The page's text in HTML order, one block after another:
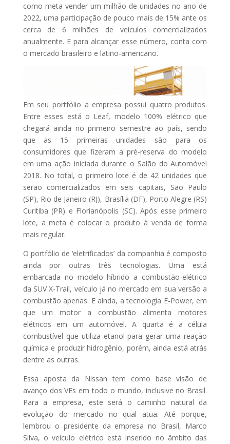
como meta vender um milhão de unidades no ano de
2022, uma participação de pouco mais de 15% ante os
cerca de 6 milhões de veículos comercializados
anualmente. E para alcançar esse número, conta com
o mercado brasileiro e latino-americano.
Em seu portfólio a empresa possui quatro produtos.
Entre esses está o Leaf, modelo 100% elétrico que
chegará ainda no primeiro semestre ao país, sendo
que as 15 primeiras unidades são para os
consumidores que fizeram a pré-reserva do modelo
em uma ação iniciada durante o Salão do Automóvel
2018. No total, o primeiro lote é de 42 unidades que
serão comercializados em seis capitais, São Paulo
(SP), Rio de Janeiro (RJ), Brasília (DF), Porto Alegre (RS)
Curitiba (PR) e Florianópolis (SC). Após esse primeiro
lote, a meta é colocar o produto à venda de forma
mais regular.
O portfólio de ‘eletrificados’ da companhia é composto
ainda por outras três tecnologias. Uma está
embarcada no modelo híbrido a combustão-elétrico
da SUV X-Trail, veículo já no mercado em sua versão a
combustão apenas. E ainda, a tecnologia E-Power, em
que um motor a combustão alimenta motores
elétricos em um automóvel. A quarta é a célula
combustível que utiliza etanol para gerar uma reação
química e produzir hidrogênio, porém, ainda está atrás
dentre as outras.
Essa aposta da Nissan tem como base visão de
avanço dos VEs em todo o mundo, inclusive no Brasil.
Para a empresa, este será o caminho natural da
evolução do mercado no qual atua. Até porque,
lembrou o presidente da empresa no Brasil, Marco
Silva, o veículo elétrico está inserido no âmbito das